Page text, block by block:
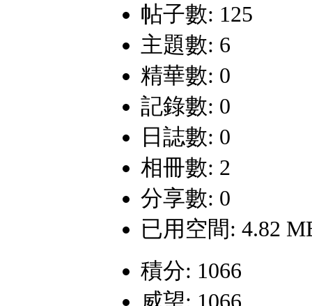
帖子數: 125
主題數: 6
精華數: 0
記錄數: 0
日誌數: 0
相冊數: 2
分享數: 0
已用空間: 4.82
積分: 1066